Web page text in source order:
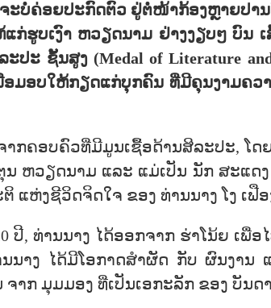
ຈະບໍ່ຄ່ອຍປະກົດຕົວ ຢູ່ຕໍ່ໜ້າກ້ອງຫຼາຍປານ
ແກ່ຮູບເງົາ ຫວຽດນາມ ຢ່າງງຽບໆ ບົນ
ະປະ ຊັ້ນສູງ (Medal of Literature
ອມອບໃຫ້ກຽດແກ່ບຸກຄົນ ທີ່ມີຄຸນງາມຄວ
າກຄອບຄົວທີ່ມີມູນເຊື້ອດ້ານສິລະປະ, ໂ
ຫວຽດນາມ ແລະ ແມ່ເປັນ ນັກ ສະແດ
ແຫ່ງຊີວິດຈິດໃຈ ຂອງ ທ່ານນາງ ໂງ ເຟື
ປີ, ທ່ານນາງ ໄດ້ອອກຈາກ ຮ່າໂນ້ຍ ເ
ນາງ ໄດ້ມີໂອກາດສຳຜັດ ກັບ ຜົນງານ
າກ ມຸມມອງ ທີ່ເປັນເອກະລັກ ຂອງ ບັນດາ